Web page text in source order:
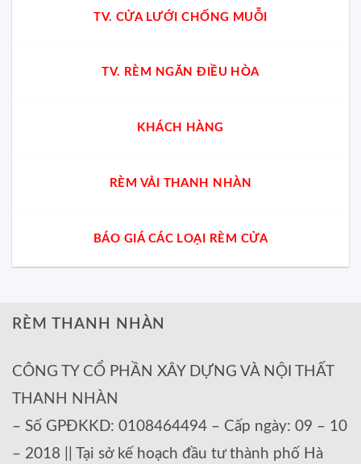
TV. CỬA LƯỚI CHỐNG MUỖI
TV. RÈM NGĂN ĐIỀU HÒA
KHÁCH HÀNG
RÈM VẢI THANH NHÀN
BÁO GIÁ CÁC LOẠI RÈM CỬA
RÈM THANH NHÀN
CÔNG TY CỔ PHẦN XÂY DỰNG VÀ NỘI THẤT
THANH NHÀN
– Số GPĐKKD: 0108464494 – Cấp ngày: 09 – 10
– 2018 || Tại sở kế hoạch đầu tư thành phố Hà